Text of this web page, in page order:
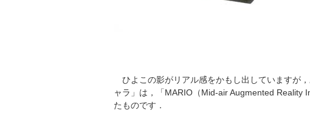
ひよこの影がリアル感をかもし出していますが
ャラ」は，「MARIO（Mid-air Augmented Reality
たものです．